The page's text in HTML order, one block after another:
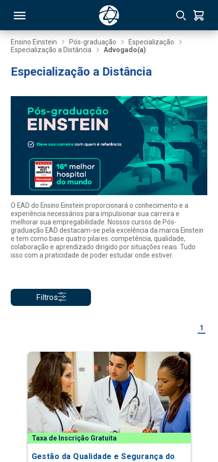
Ensino Einstein Pós-graduação
Especialização
Especialização a Distância
Advogado(a)
Especialização a Distância
O EAD do Ensino Einstein proporcionará o conhecimento e a
experiência necessários para impulsionar sua carreira e
melhorar sua empregabilidade. Nossos cursos de Pós-
graduação EAD destacam-se pela excelência da marca Einstein
e tem como base quatro pilares: competência, qualidade,
colaboração e aprendizado dirigido por situações reais. Tudo
isso com a praticidade de poder estudar onde estiver.
Filtros
1
Taxa de Inscrição Gratuita
Gestão da Qualidade e Segurança do